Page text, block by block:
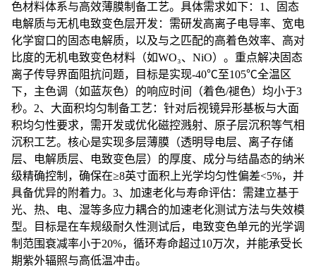
色材料体系与高效薄膜制备工艺。具体需求如下： 1、固态
电解质与无机电致变色层开发：需研发高离子电导率、宽电
化学窗口的固态电解质，以及与之匹配的高着色效率、高对
比度的无机电致变色材料（如WO₃、NiO）。重点解决固态
离子传导界面阻抗问题，目标是实现-40℃至105℃全温区
下，主色调（如蓝灰色）的响应时间（着色/褪色）均小于3
秒。2、大面积均匀制备工艺：针对后视镜异形基板与大面
积均匀性要求，需开发或优化磁控溅射、原子层沉积等气相
沉积工艺。核心是实现多层薄膜（透明导电层、离子存储
层、电解质层、电致变色层）的厚度、成分与结晶态的纳米
级精确控制，确保在≥8英寸面积上光学均匀性偏差<5%，并
具备优异的附着力。3、加速老化与寿命评估：需建立基于
光、热、电、湿等多应力耦合的加速老化测试方法与失效模
型。目标是在车规级耐久性测试后，电致变色单元的光学调
制范围衰减率小于20%，循环寿命超过10万次，并能承受长
期紫外辐照与高低温冲击。